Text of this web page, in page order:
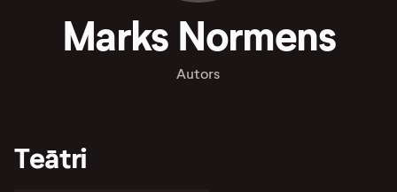
Marks Normens
Autors
Teātri